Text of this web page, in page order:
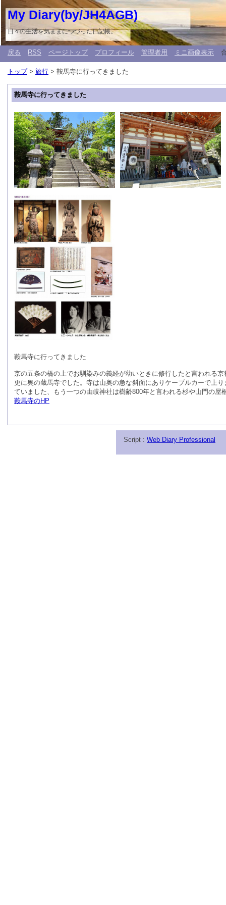
My Diary(by/JH4AGB)
日々の生活を気ままにつづった日記帳。
戻る RSS ページトップ プロフィール 管理者用 ミニ画像表示
トップ> 旅行 > 鞍馬寺に行ってきました
鞍馬寺に行ってきました
鞍馬寺に行ってきました
京の五条の橋の上でお馴染みの義経が幼いときに修行したと言われる
更に奥の蔵馬寺でした。寺は山奥の急な斜面にありケーブルカーで上
ていました、もう一つの由岐神社は樹齢800年と言われる杉や山門の
鞍馬寺のHP
Script : Web Diary Professional